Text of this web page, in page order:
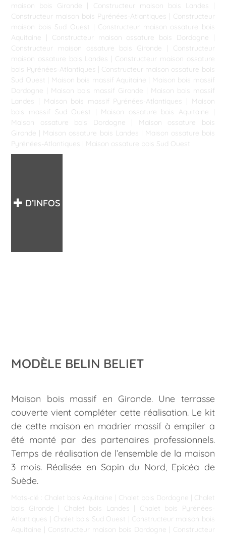
maison bois Gironde | Constructeur maison bois Landes |
Constructeur maison bois Pyrénées-Atlantiques | Constructeur
maison bois Sud Ouest | Constructeur maison ossature bois
Aquitaine | Constructeur maison ossature bois Dordogne |
Constructeur maison ossature bois Gironde | Constructeur
maison ossature bois Landes | Constructeur maison ossature
bois Pyrénées-Atlantiques | Constructeur maison ossature bois
Sud Ouest | Maison bois massif Aquitaine | Maison bois massif
Dordogne | Maison bois massif Gironde | Maison bois massif
Landes | Maison bois massif Pyrénées-Atlantiques |
Maison
bois massif Sud Ouest
| Maison ossature bois Aquitaine |
Maison ossature bois Dordogne |
Maison ossature bois
Gironde | Maison ossature bois Landes | Maison ossature bois
Pyrénées-Atlantiques | Maison ossature bois Sud Ouest
D’INFOS
MODÈLE BELIN BELIET
Maison bois massif en Gironde. Une terrasse
couverte vient compléter cette réalisation. Le kit
de cette maison en madrier massif à empiler a
été monté par des partenaires professionnels.
Temps de réalisation de l’ensemble de la maison
3 mois. Réalisée en Sapin du Nord, Epicéa de
Suède.
Mots-clé : Chalet bois Aquitaine | Chalet bois Dordogne | Chalet
bois Gironde | Chalet bois Landes | Chalet bois Pyrénées-
Atlantiques | Chalet bois Sud Ouest | Constructeur maison bois
Aquitaine | Constructeur maison bois Dordogne | Constructeur